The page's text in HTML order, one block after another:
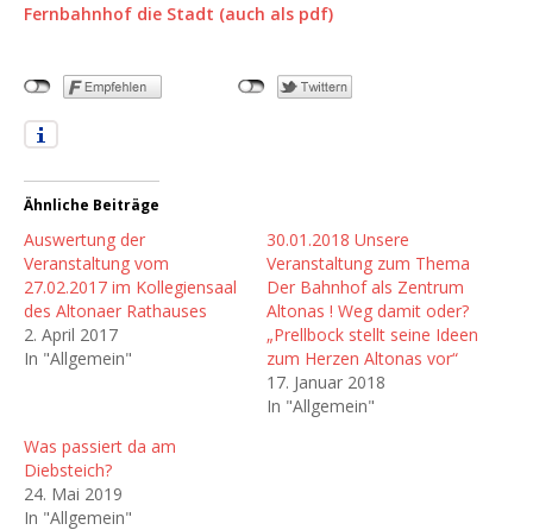
Fernbahnhof die Stadt (auch als pdf)
Ähnliche Beiträge
Auswertung der
Veranstaltung vom
27.02.2017 im Kollegiensaal
des Altonaer Rathauses
2. April 2017
In "Allgemein"
30.01.2018 Unsere
Veranstaltung zum Thema
Der Bahnhof als Zentrum
Altonas ! Weg damit oder?
„Prellbock stellt seine Ideen
zum Herzen Altonas vor“
17. Januar 2018
In "Allgemein"
Was passiert da am
Diebsteich?
24. Mai 2019
In "Allgemein"